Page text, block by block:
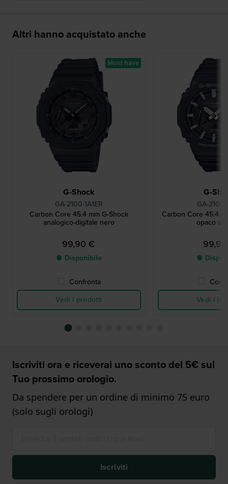
Altri hanno acquistato anche
G-Shock
GA-2100-1A1ER
Carbon Core 45.4 mm G-Shock
analogico-digitale nero
99,90 €
● Disponibile
Confronta
Vedi i prodotti
Must have
G-
GA-2100-
Carbon Core 45.4
opaco
●
Vedi i
Iscriviti ora e riceverai uno sconto del 5€ sul
Tuo prossimo orologio.
Da spendere per un ordine di minimo 75 euro
(solo sugli orologi)
Iscriviti